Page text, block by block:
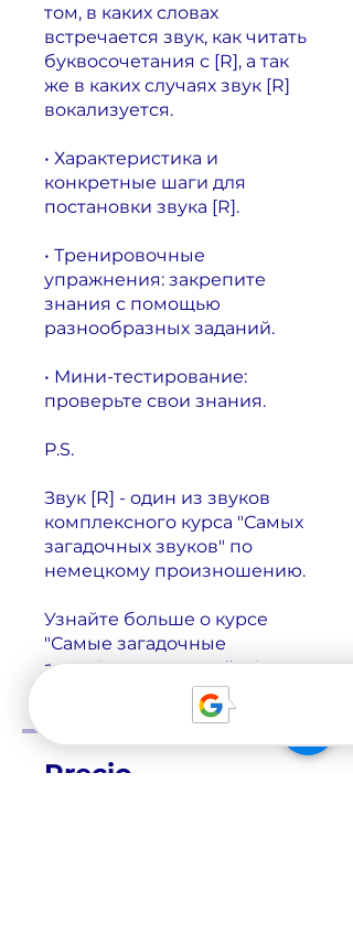
том, в каких словах
встречается звук, как читать
буквосочетания с [R], а так
же в каких случаях звук [R]
вокализуется.
• Характеристика и
конкретные шаги для
постановки звука [R].
• Тренировочные
упражнения: закрепите
знания с помощью
разнообразных заданий.
• Мини-тестирование:
проверьте свои знания.
P.S.
Звук [R] - один из звуков
комплексного курса "Самых
загадочных звуков" по
немецкому произношению.
Узнайте больше о курсе
"Самые загадочные
звуки" на нашем сайте!
Precio